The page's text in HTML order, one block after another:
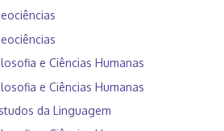
e Ciências Humanas
e Ciências Humanas
da Linguagem